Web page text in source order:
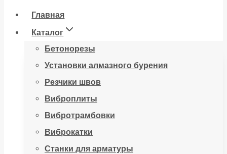
Главная
Каталог
Бетонорезы
Установки алмазного бурения
Резчики швов
Виброплиты
Вибротрамбовки
Виброкатки
Станки для арматуры